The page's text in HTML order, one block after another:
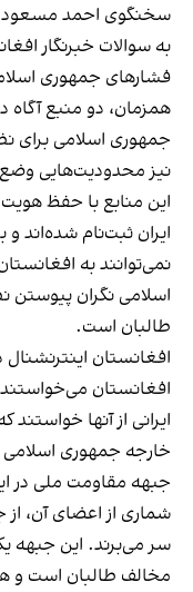
سخنگوی احمد مسعود،
به سوالات خبرنگار
فشارهای جمهوری
همزمان، دو منبع آگاه
جمهوری اسلامی برای
نیز محدودیت‌هایی
این منابع با حفظ
ایران ثبت‌نام شده‌اند
نمی‌توانند به
اسلامی نگران
طالبان است.
افغانستان
افغانستان
ایرانی از آنها خواستند
خارجه جمهوری اسلامی
جبهه مقاومت ملی در
شماری از اعضای آن،
سر می‌برند. این جبهه
مخالف طالبان است و